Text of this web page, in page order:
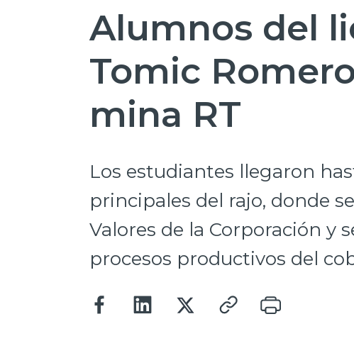
Alumnos del
Tomic
mina RT
Los estudiantes llegaron
principales del rajo, donde
Valores de la Corporación y
procesos productivos del